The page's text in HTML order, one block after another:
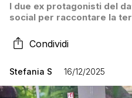
I due ex protagonisti del
social per raccontare la
Condividi
Stefania S 16/12/2025